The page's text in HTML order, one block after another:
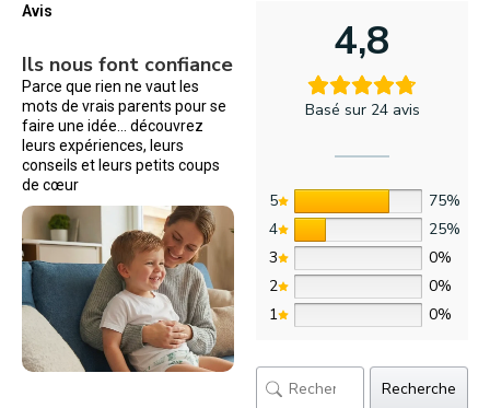
Avis
Ils nous font confiance
Parce que rien ne vaut les
mots de vrais parents pour se
faire une idée… découvrez
leurs expériences, leurs
conseils et leurs petits coups
de cœur
4,8
Basé sur 24 avis
5
75%
4
25%
3
0%
2
0%
1
0%
Recherche